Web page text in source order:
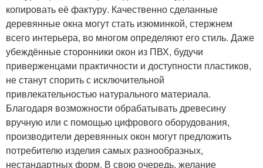
копировать её фактуру. Качественно сделанные
деревянные окна могут стать изюминкой, стержнем
всего интерьера, во многом определяют его стиль. Даже
убеждённые сторонники окон из ПВХ, будучи
приверженцами практичности и доступности пластиков,
не станут спорить с исключительной
привлекательностью натурального материала.
Благодаря возможности обрабатывать древесину
вручную или с помощью цифрового оборудования,
производители деревянных окон могут предложить
потребителю изделия самых разнообразных,
нестандартных форм. В свою очередь, желание